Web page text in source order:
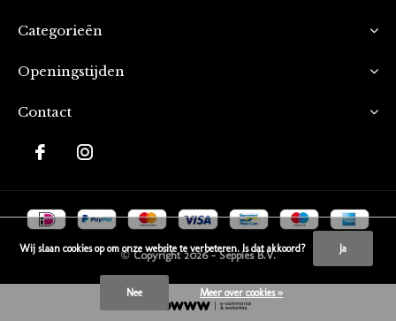
Categorieën
Openingstijden
Contact
© Copyright2026- Seppies B.V.
Wij slaan cookies op om onze website te verbeteren. Is dat akkoord? Ja
Nee Meer over cookies »